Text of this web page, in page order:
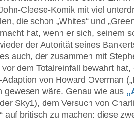
Cleese-Komik mit viel
die schon „Whites“ und
hat, wenn er sich, seinem
der Autorität seines
auch, der zusammen mit
vor dem Totalreinfall bewahrt hat,
von Howard Overman
gewesen wäre. Genau wie aus
Sky1), dem Versuch von
auf britisch zu machen: diese